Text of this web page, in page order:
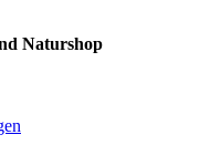
Naturshop